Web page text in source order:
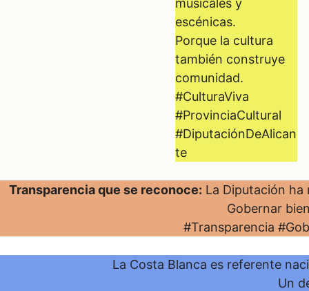
musicales y
escénicas.
Porque la cultura
también construye
comunidad.
#CulturaViva
#ProvinciaCultural
#DiputaciónDeAlican
te
Transparencia que se reconoce: La Diputación
Gobernar
#Transparencia
La Costa Blanca es referente
Un